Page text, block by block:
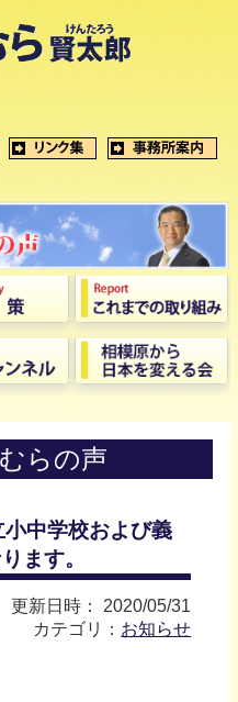
らの声
中学校および義
ます。
更新日時： 2020/05/31
カテゴリ： お知らせ